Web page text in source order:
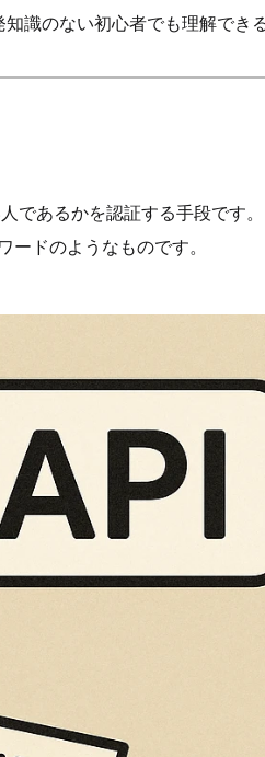
識のない初心者でも理解でき
であるかを認証する手段です。
ドのようなものです。